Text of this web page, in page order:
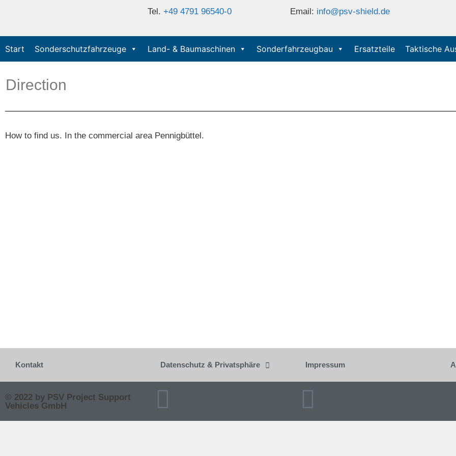
Tel. +49 4791 96540-0 Email: info@psv-shield.de
Start Sonderschutzfahrzeuge Land- & Baumaschinen Sonderfahrzeugbau Ersatzteile Taktische
Direction
How to find us. In the commercial area Pennigbüttel.
Kontakt Datenschutz & Privatsphäre Impressum
© 2022 by PSV Project Support
Vehicles GmbH